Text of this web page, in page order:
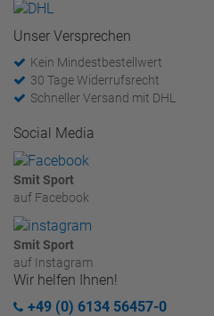
Unser Versprechen
Kein Mindestbestellwert
30 Tage Widerrufsrecht
Schneller Versand mit DHL
Social Media
Smit Sport
auf Facebook
Smit Sport
auf Instagram
Wir helfen Ihnen!
+49 (0) 6134 56457-0